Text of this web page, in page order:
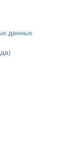
данных